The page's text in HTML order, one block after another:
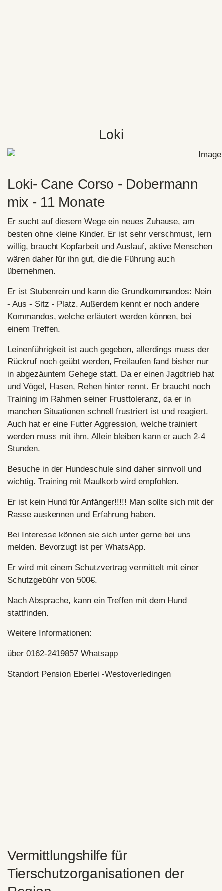
Loki
Loki- Cane Corso - Dobermann
mix - 11 Monate
Er sucht auf diesem Wege ein neues Zuhause, am
besten ohne kleine Kinder. Er ist sehr verschmust, lern
willig, braucht Kopfarbeit und Auslauf, aktive Menschen
wären daher für ihn gut, die die Führung auch
übernehmen.
Er ist Stubenrein und kann die Grundkommandos: Nein
- Aus - Sitz - Platz. Außerdem kennt er noch andere
Kommandos, welche erläutert werden können, bei
einem Treffen.
Leinenführigkeit ist auch gegeben, allerdings muss der
Rückruf noch geübt werden, Freilaufen fand bisher nur
in abgezäuntem Gehege statt. Da er einen Jagdtrieb hat
und Vögel, Hasen, Rehen hinter rennt. Er braucht noch
Training im Rahmen seiner Frusttoleranz, da er in
manchen Situationen schnell frustriert ist und reagiert.
Auch hat er eine Futter Aggression, welche trainiert
werden muss mit ihm. Allein bleiben kann er auch 2-4
Stunden.
Besuche in der Hundeschule sind daher sinnvoll und
wichtig. Training mit Maulkorb wird empfohlen.
Er ist kein Hund für Anfänger!!!!! Man sollte sich mit der
Rasse auskennen und Erfahrung haben.
Bei Interesse können sie sich unter gerne bei uns
melden. Bevorzugt ist per WhatsApp.
Er wird mit einem Schutzvertrag vermittelt mit einer
Schutzgebühr von 500€.
Nach Absprache, kann ein Treffen mit dem Hund
stattfinden.
Weitere Informationen:
über 0162-2419857 Whatsapp
Standort Pension Eberlei -Westoverledingen
Vermittlungshilfe für
Tierschutzorganisationen der